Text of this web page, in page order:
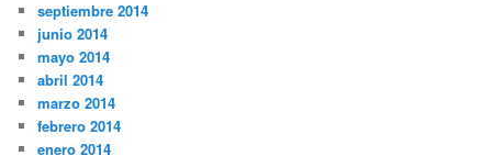
septiembre 2014
junio 2014
mayo 2014
abril 2014
marzo 2014
febrero 2014
enero 2014